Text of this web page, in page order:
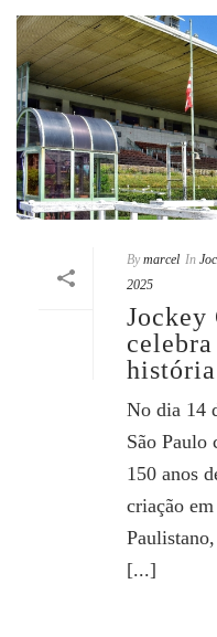
By marcel In
2025
Jockey
No dia 14
São Paulo
150 anos
criação
[...]